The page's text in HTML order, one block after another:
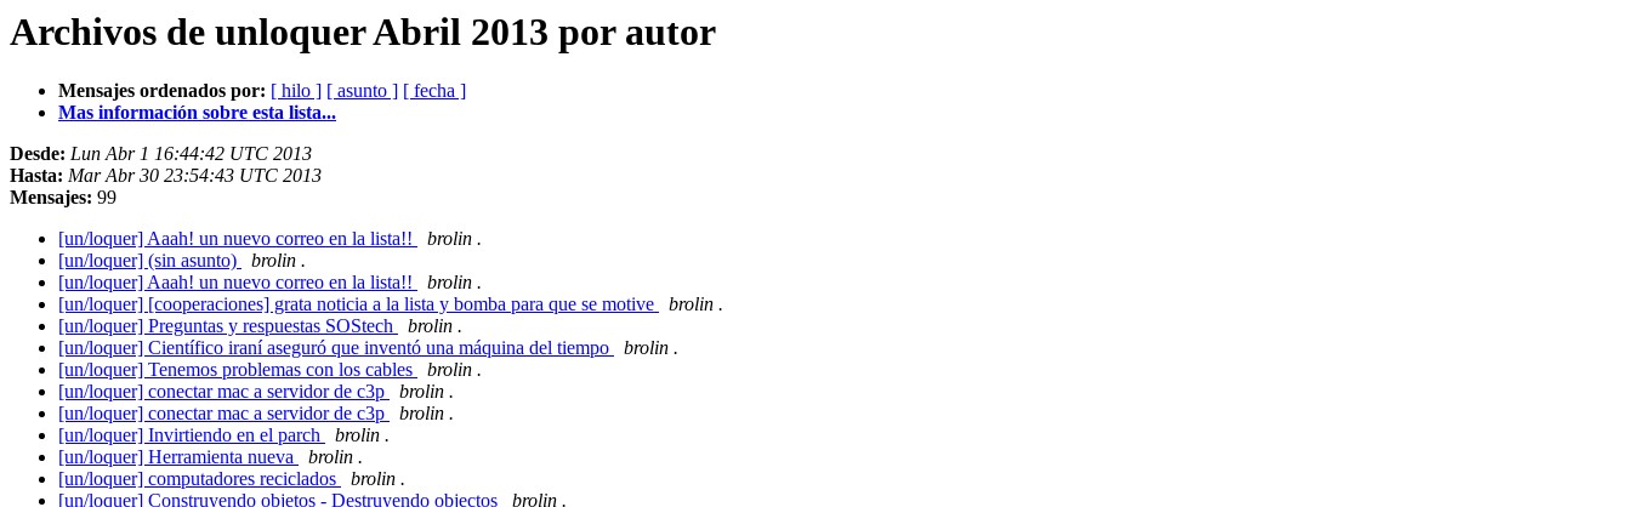
Archivos de unloquer Abril 2013 por autor
Mensajes ordenados por: [ hilo ] [ asunto ] [ fecha ]
Mas información sobre esta lista...
Desde: Lun Abr 1 16:44:42 UTC 2013
Hasta: Mar Abr 30 23:54:43 UTC 2013
Mensajes: 99
[un/loquer] Aaah! un nuevo correo en la lista!!
brolin .
[un/loquer] (sin asunto)
brolin .
[un/loquer] Aaah! un nuevo correo en la lista!!
brolin .
[un/loquer] [cooperaciones] grata noticia a la lista y bomba para que se motive
brolin .
[un/loquer] Preguntas y respuestas SOStech
brolin .
[un/loquer] Científico iraní aseguró que inventó una máquina del tiempo
brolin .
[un/loquer] Tenemos problemas con los cables
brolin .
[un/loquer] conectar mac a servidor de c3p
brolin .
[un/loquer] conectar mac a servidor de c3p
brolin .
[un/loquer] Invirtiendo en el parch
brolin .
[un/loquer] Herramienta nueva
brolin .
[un/loquer] computadores reciclados
brolin .
[un/loquer] Construyendo objetos - Destruyendo objectos
brolin .